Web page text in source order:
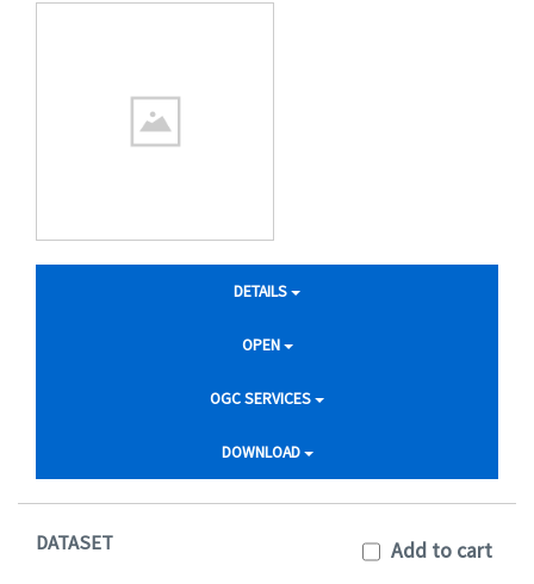
DETAILS
OPEN
OGC SERVICES
DOWNLOAD
DATASET Add to cart